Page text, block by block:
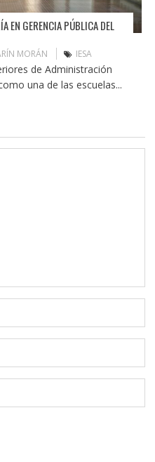
EN GERENCIA PÚBLICA DEL
MORÁN IESA
de Administración
una de las escuelas...